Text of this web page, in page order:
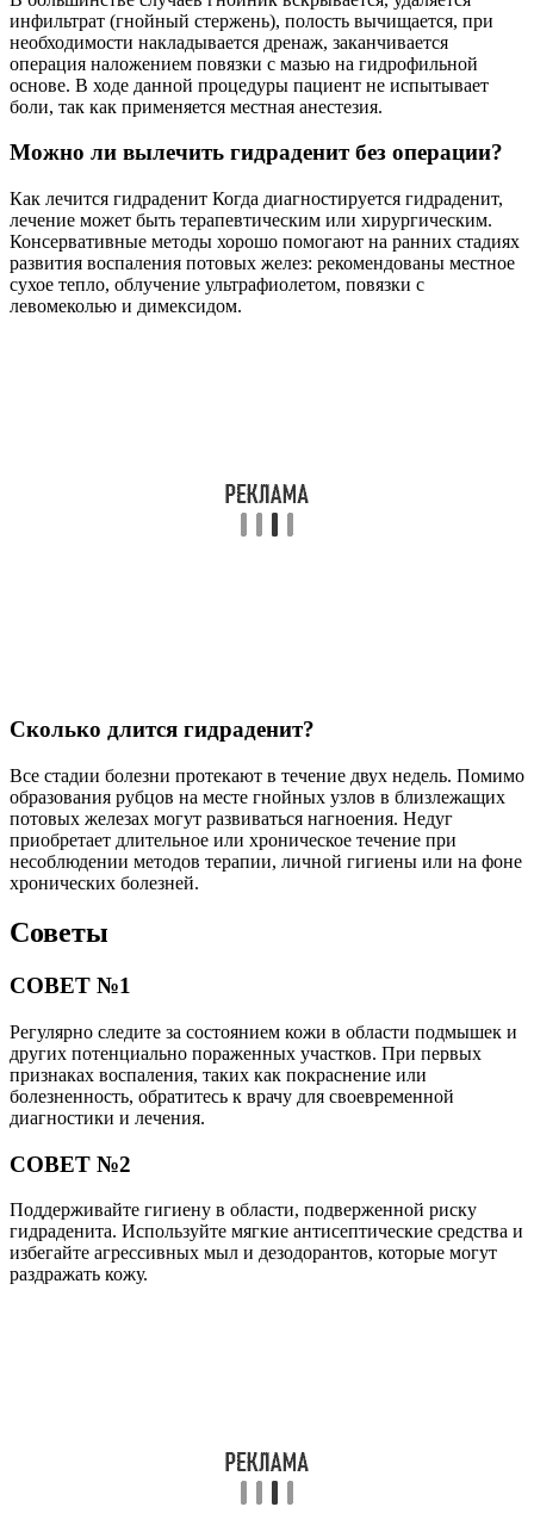
инфильтрат (гнойный стержень), полость вычищается, при
необходимости накладывается дренаж, заканчивается
операция наложением повязки с мазью на гидрофильной
основе. В ходе данной процедуры пациент не испытывает
боли, так как применяется местная анестезия.
Можно ли вылечить гидраденит без операции?
Как лечится гидраденит Когда диагностируется гидраденит,
лечение может быть терапевтическим или хирургическим.
Консервативные методы хорошо помогают на ранних стадиях
развития воспаления потовых желез: рекомендованы местное
сухое тепло, облучение ультрафиолетом, повязки с
левомеколью и димексидом.
Сколько длится гидраденит?
Все стадии болезни протекают в течение двух недель. Помимо
образования рубцов на месте гнойных узлов в близлежащих
потовых железах могут развиваться нагноения. Недуг
приобретает длительное или хроническое течение при
несоблюдении методов терапии, личной гигиены или на фоне
хронических болезней.
Советы
СОВЕТ №1
Регулярно следите за состоянием кожи в области подмышек и
других потенциально пораженных участков. При первых
признаках воспаления, таких как покраснение или
болезненность, обратитесь к врачу для своевременной
диагностики и лечения.
СОВЕТ №2
Поддерживайте гигиену в области, подверженной риску
гидраденита. Используйте мягкие антисептические средства и
избегайте агрессивных мыл и дезодорантов, которые могут
раздражать кожу.